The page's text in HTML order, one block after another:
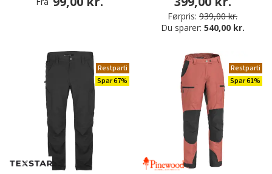
Førpris: 939,00 kr.
Du sparer: 540,00 kr.
Restparti
Spar 67%
Restparti
Spar 61%